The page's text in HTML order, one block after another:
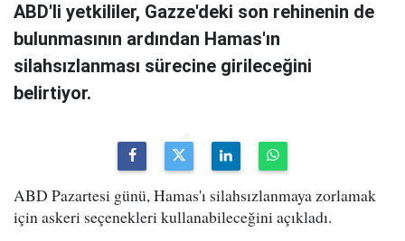
ABD'li yetkililer, Gazze'deki son rehinenin de
bulunmasının ardından Hamas'ın
silahsızlanması sürecine girileceğini
belirtiyor.
ABD Pazartesi günü, Hamas'ı silahsızlanmaya zorlamak
için askeri seçenekleri kullanabileceğini açıkladı.